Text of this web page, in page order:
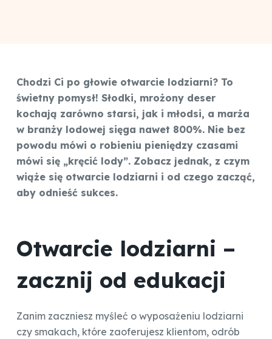
Chodzi Ci po głowie otwarcie lodziarni? To
świetny pomysł! Słodki, mrożony deser
kochają zarówno starsi, jak i młodsi, a marża
w branży lodowej sięga nawet 800%. Nie bez
powodu mówi o robieniu pieniędzy czasami
mówi się „kręcić lody”. Zobacz jednak, z czym
wiąże się otwarcie lodziarni i od czego zacząć,
aby odnieść sukces.
Otwarcie lodziarni –
zacznij od edukacji
Zanim zaczniesz myśleć o wyposażeniu lodziarni
czy smakach, które zaoferujesz klientom, odrób